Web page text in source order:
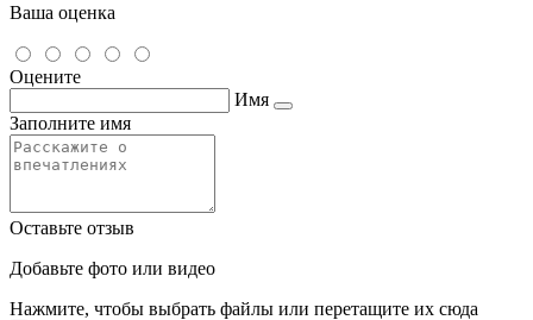
Ваша оценка
Оцените
Имя
Заполните имя
Оставьте отзыв
Добавьте фото или видео
Нажмите, чтобы выбрать файлы или перетащите их сюда